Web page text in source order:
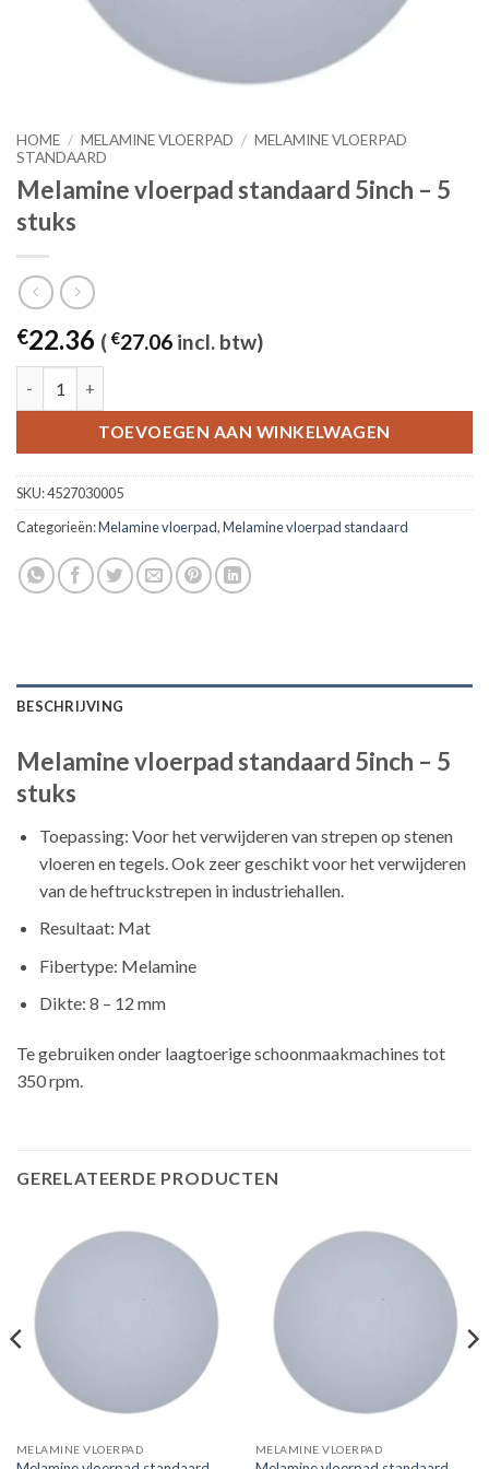
HOME / MELAMINE VLOERPAD / MELAMINE VLOERPAD
STANDAARD
Melamine vloerpad standaard 5inch – 5
stuks
€22.36 ( €27.06 incl. btw)
TOEVOEGEN AAN WINKELWAGEN
SKU:4527030005
Categorieën:Melamine vloerpad,Melamine vloerpad standaard
BESCHRIJVING
Melamine vloerpad standaard 5inch – 5
stuks
Toepassing: Voor het verwijderen van strepen op stenen
vloeren en tegels. Ook zeer geschikt voor het verwijderen
van de heftruckstrepen in industriehallen.
Resultaat: Mat
Fibertype: Melamine
Dikte: 8 – 12 mm
Te gebruiken onder laagtoerige schoonmaakmachines tot
350 rpm.
GERELATEERDE PRODUCTEN
MELAMINE VLOERPAD MELAMINE VLOERPAD